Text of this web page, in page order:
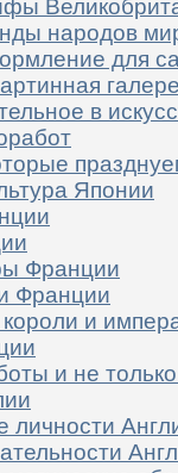
народов
для
в
Японии
Франции
Франции
и
и не
личности